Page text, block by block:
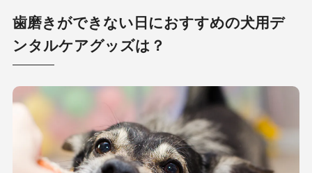
歯磨きができない日におすすめの犬用デ
ンタルケアグッズは？